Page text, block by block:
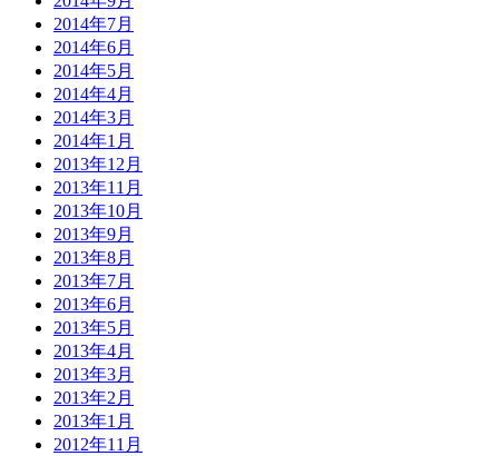
2014年7月
2014年6月
2014年5月
2014年4月
2014年3月
2014年1月
2013年12月
2013年11月
2013年10月
2013年9月
2013年8月
2013年7月
2013年6月
2013年5月
2013年4月
2013年3月
2013年2月
2013年1月
2012年11月